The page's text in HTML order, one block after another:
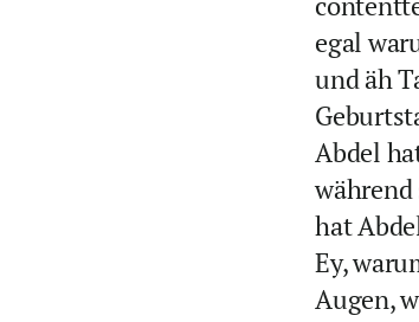
egal
und äh
Abdel
während
hat
Ey,
Augen,